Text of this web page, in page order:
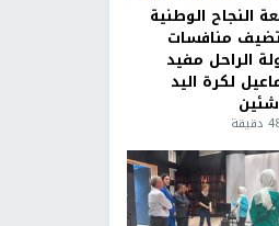
النجاح الوطنية
منافسات
الراحل مفيد
لكرة اليد